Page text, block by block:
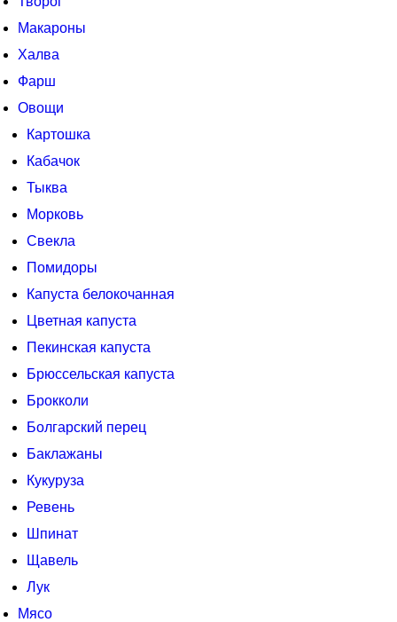
Макароны
Халва
Фарш
Овощи
Картошка
Кабачок
Тыква
Морковь
Свекла
Помидоры
Капуста белокочанная
Цветная капуста
Пекинская капуста
Брюссельская капуста
Брокколи
Болгарский перец
Баклажаны
Кукуруза
Ревень
Шпинат
Щавель
Лук
Мясо